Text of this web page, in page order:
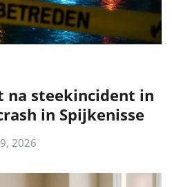
na steekincident in
in Spijkenisse
2026